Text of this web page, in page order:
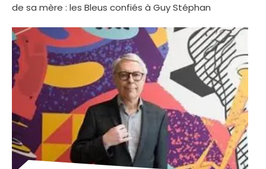
de sa mère : les Bleus confiés à Guy Stéphan